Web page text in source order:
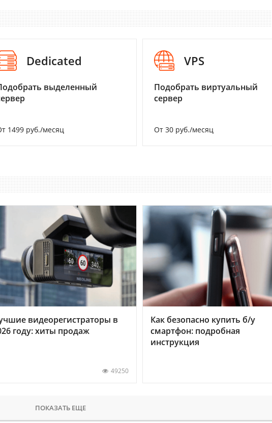
Dedicated
выделенный
1499 руб./месяц
VPS
Подобрать виртуальный
сервер
От 30 руб./месяц
видеорегистраторы в
году: хиты продаж
49250
Как безопасно купить б/у
смартфон: подробная
инструкция
ПОКАЗАТЬ ЕЩЕ